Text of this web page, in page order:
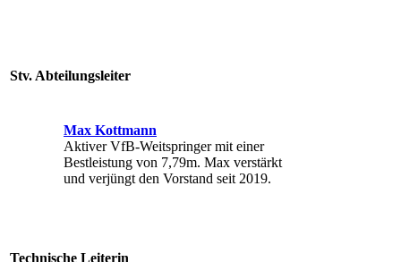
Stv. Abteilungsleiter
Max Kottmann
Aktiver VfB-Weitspringer mit einer
Bestleistung von 7,79m. Max verstärkt
und verjüngt den Vorstand seit 2019.
Technische Leiterin